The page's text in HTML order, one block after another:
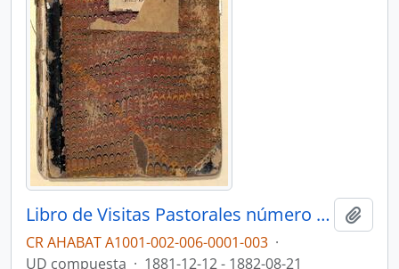
Libro de Visitas Pastorales número 3: Visitas de Bernardo Augusto Thiel, II Obispo de San José (1881- 1882)
CR AHABAT A1001-002-006-0001-003 ·
UD compuesta · 1881-12-12 - 1882-08-21